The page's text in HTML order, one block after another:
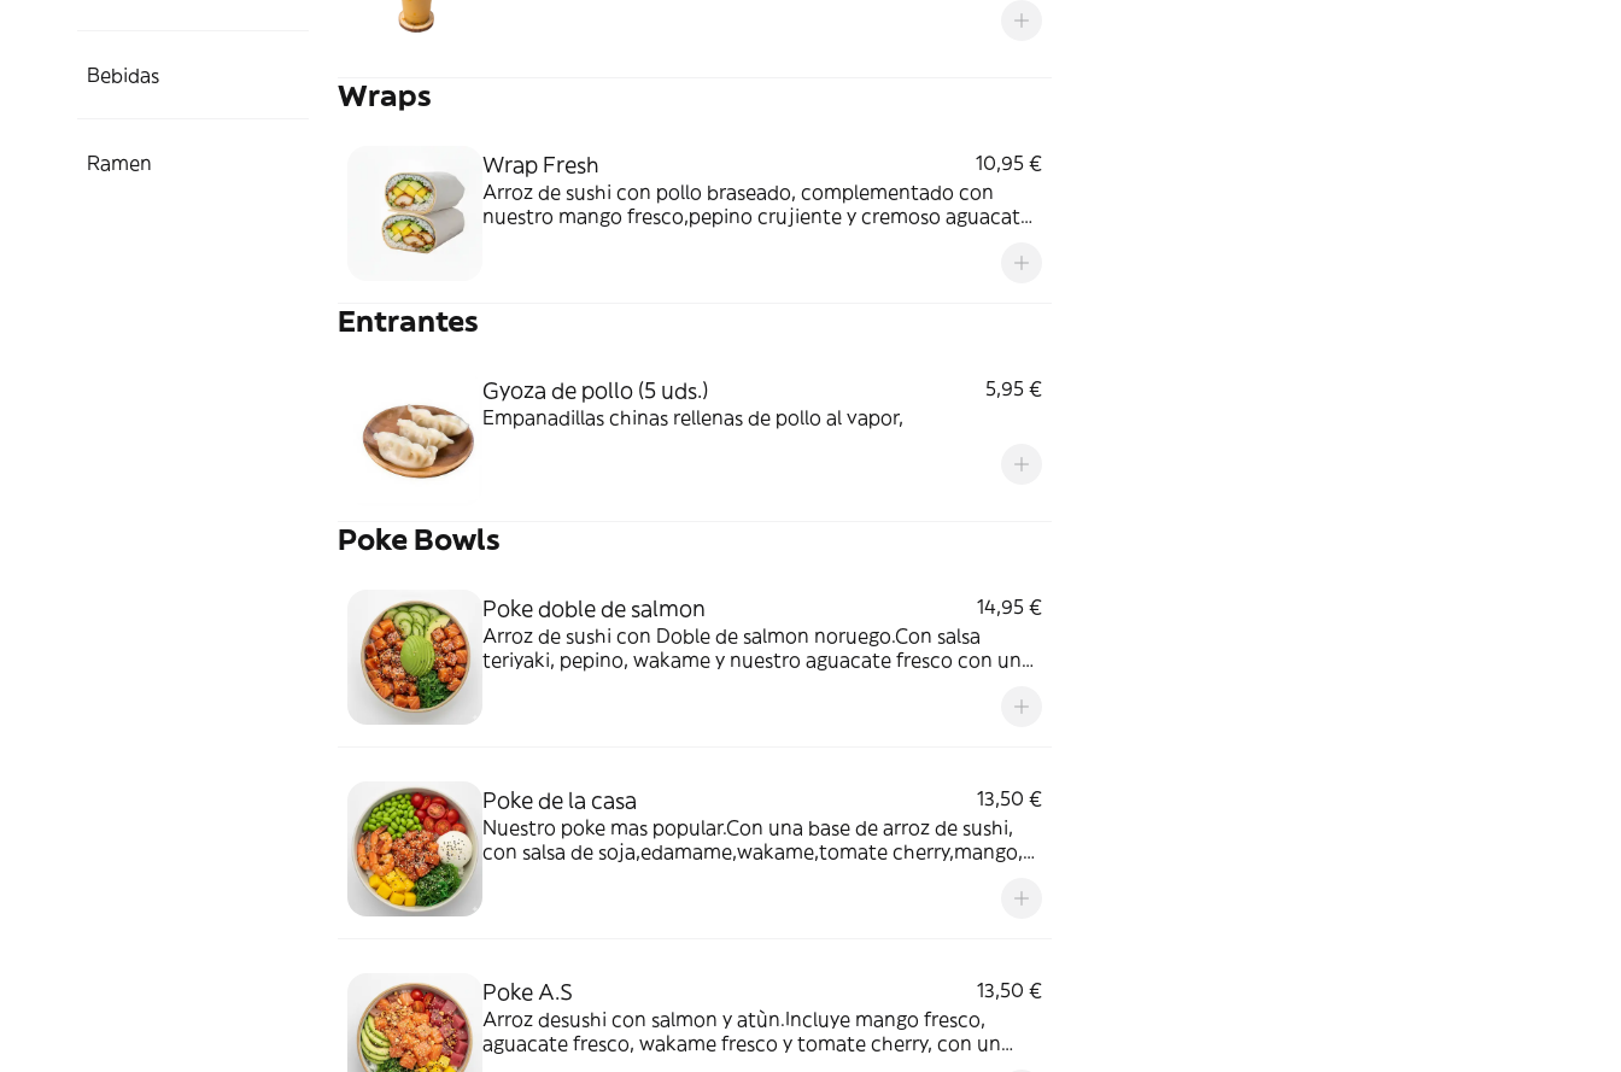
Bebidas
Ramen
Wraps
Wrap Fresh
10,95 €
Arroz de sushi con pollo braseado, complementado con
nuestro mango fresco,pepino crujiente y cremoso aguacate
Entrantes
Gyoza de pollo (5 uds.)
5,95 €
Empanadillas chinas rellenas de pollo al vapor,
Poke Bowls
Poke doble de salmon
14,95 €
Arroz de sushi con Doble de salmon noruego.Con salsa
teriyaki, pepino, wakame y nuestro aguacate fresco con un
Poke de la casa
13,50 €
Nuestro poke mas popular.Con una base de arroz de sushi,
con salsa de soja,edamame,wakame,tomate cherry,mango,
Poke A.S
13,50 €
Arroz desushi con salmon y atùn.Incluye mango fresco,
aguacate fresco, wakame fresco y tomate cherry, con un